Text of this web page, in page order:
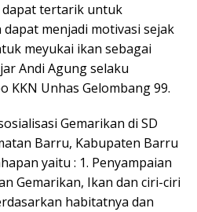
dapat tertarik untuk
menjadi motivasi sejak
meyukai ikan sebagai
Andi Agung selaku
KKN Unhas Gelombang 99.
Gemarikan di SD
Barru, Kabupaten Barru
yaitu : 1. Penyampaian
Gemarikan, Ikan dan ciri-ciri
habitatnya dan